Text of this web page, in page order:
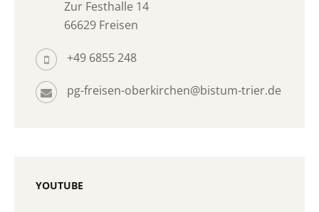
Zur Festhalle 14
66629 Freisen
+49 6855 248
pg-freisen-oberkirchen@bistum-trier.de
YOUTUBE